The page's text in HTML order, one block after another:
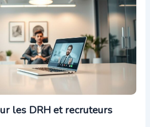
les DRH et recruteurs